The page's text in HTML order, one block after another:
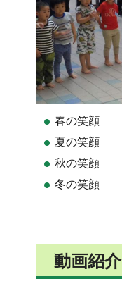
春の笑顔
夏の笑顔
秋の笑顔
冬の笑顔
動画紹介